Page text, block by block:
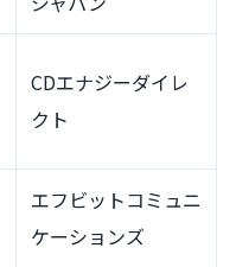
CDエナジーダイレ
クト
エフビットコミュニ
ケーションズ